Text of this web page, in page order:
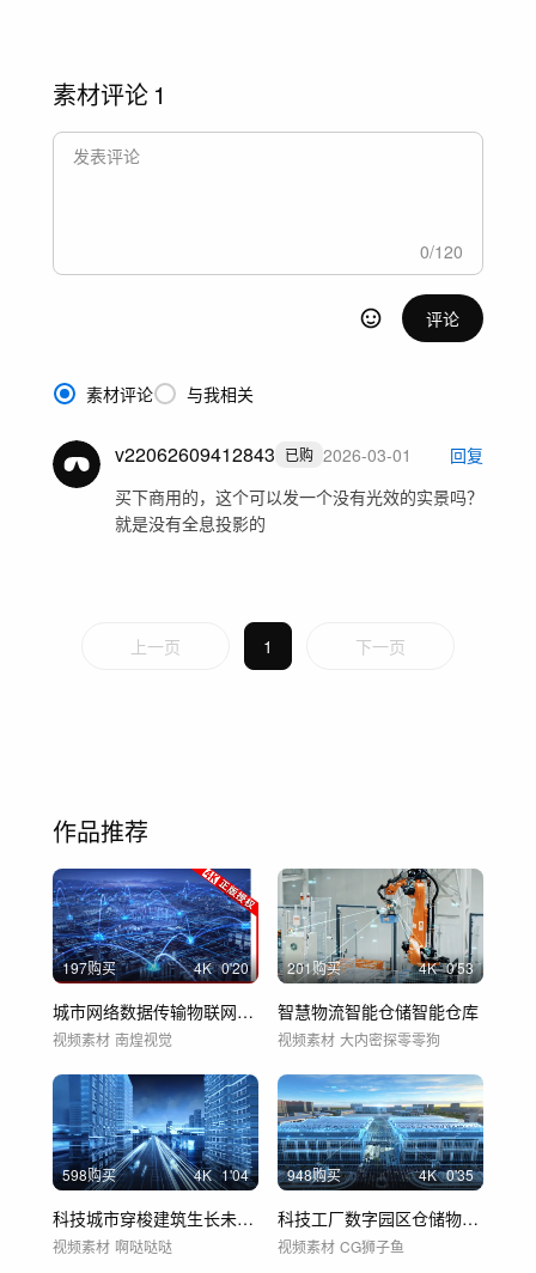
素材评论 1
0/120
评论
素材评论 与我相关
v22062609412843 已购 2026-03-01
回复
买下商用的，这个可以发一个没有光效的实景吗？
就是没有全息投影的
上一页 1 下一页
作品推荐
197购买 4K 0'20
城市网络数据传输物联网数字互联网智慧5G
视频素材 南煌视觉
201购买 4K 0'53
智慧物流智能仓储智能仓库
视频素材 大内密探零零狗
598购买 4K 1'04
科技城市穿梭建筑生长未来办公机房地球芯片
视频素材 啊哒哒哒
948购买 4K 0'35
科技工厂数字园区仓储物流码头虚拟现实转换
视频素材 CG狮子鱼